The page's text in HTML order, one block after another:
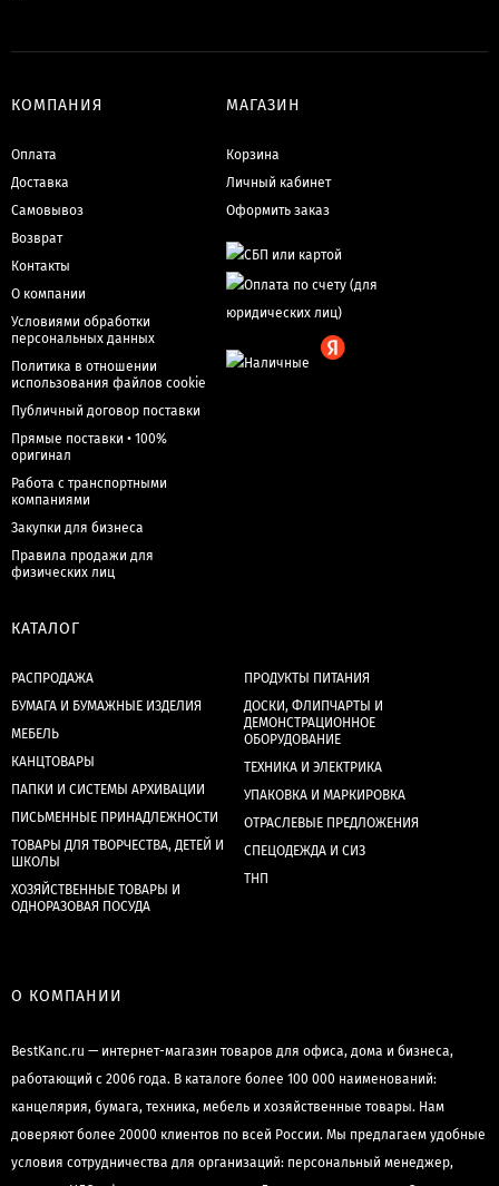
КОМПАНИЯ
Оплата
Доставка
Самовывоз
Возврат
Контакты
О компании
Условиями обработки
персональных данных
Политика в отношении
использования файлов cookie
Публичный договор поставки
Прямые поставки • 100%
оригинал
Работа с транспортными
компаниями
Закупки для бизнеса
Правила продажи для
физических лиц
МАГАЗИН
Корзина
Личный кабинет
Оформить заказ
КАТАЛОГ
РАСПРОДАЖА
БУМАГА И БУМАЖНЫЕ ИЗДЕЛИЯ
МЕБЕЛЬ
КАНЦТОВАРЫ
ПАПКИ И СИСТЕМЫ АРХИВАЦИИ
ПИСЬМЕННЫЕ ПРИНАДЛЕЖНОСТИ
ТОВАРЫ ДЛЯ ТВОРЧЕСТВА, ДЕТЕЙ И
ШКОЛЫ
ХОЗЯЙСТВЕННЫЕ ТОВАРЫ И
ОДНОРАЗОВАЯ ПОСУДА
ПРОДУКТЫ ПИТАНИЯ
ДОСКИ, ФЛИПЧАРТЫ И
ДЕМОНСТРАЦИОННОЕ
ОБОРУДОВАНИЕ
ТЕХНИКА И ЭЛЕКТРИКА
УПАКОВКА И МАРКИРОВКА
ОТРАСЛЕВЫЕ ПРЕДЛОЖЕНИЯ
СПЕЦОДЕЖДА И СИЗ
ТНП
О КОМПАНИИ
BestKanc.ru — интернет-магазин товаров для офиса, дома и бизнеса,
работающий с 2006 года. В каталоге более 100 000 наименований:
канцелярия, бумага, техника, мебель и хозяйственные товары. Нам
доверяют более 20000 клиентов по всей России. Мы предлагаем удобные
условия сотрудничества для организаций: персональный менеджер,